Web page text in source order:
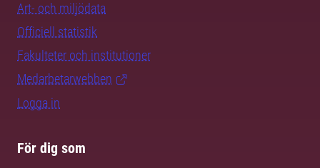
Art- och miljödata
Officiell statistik
Fakulteter och institutioner
Medarbetarwebben
Logga in
För dig som